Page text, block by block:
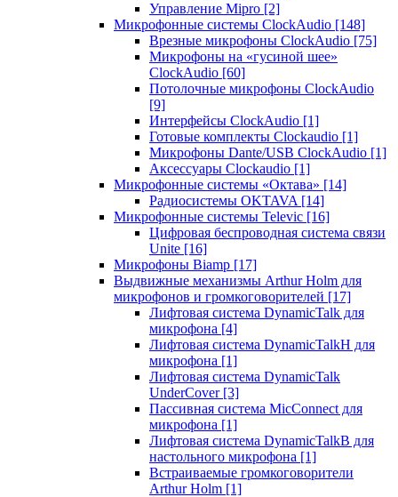
Управление Mipro [2]
Микрофонные системы ClockAudio [148]
Врезные микрофоны ClockAudio [75]
Микрофоны на «гусиной шее»
ClockAudio [60]
Потолочные микрофоны ClockAudio
[9]
Интерфейсы ClockAudio [1]
Готовые комплекты Clockaudio [1]
Микрофоны Dante/USB ClockAudio [1]
Аксессуары Clockaudio [1]
Микрофонные системы «Октава» [14]
Радиосистемы OKTAVA [14]
Микрофонные системы Televic [16]
Цифровая беспроводная система связи
Unite [16]
Микрофоны Biamp [17]
Выдвижные механизмы Arthur Holm для
микрофонов и громкоговорителей [17]
Лифтовая система DynamicTalk для
микрофона [4]
Лифтовая система DynamicTalkH для
микрофона [1]
Лифтовая система DynamicTalk
UnderCover [3]
Пассивная система MicConnect для
микрофона [1]
Лифтовая система DynamicTalkB для
настольного микрофона [1]
Встраиваемые громкоговорители
Arthur Holm [1]